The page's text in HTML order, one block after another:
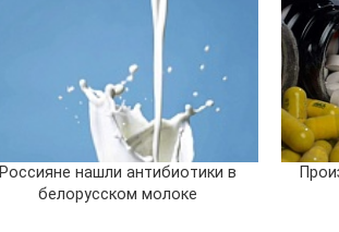
Россияне нашли антибиотики в
белорусском молоке